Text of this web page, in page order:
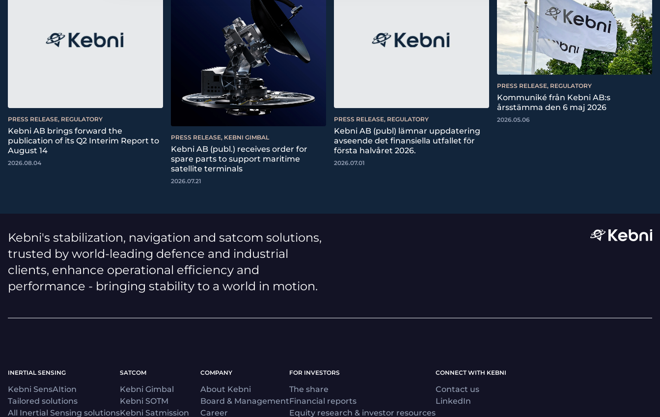
PRESS RELEASE, REGULATORY
Kebni AB brings forward the
publication of its Q2 Interim Report to
August 14
2026.08.04
PRESS RELEASE, KEBNI GIMBAL
Kebni AB (publ.) receives order for
spare parts to support maritime
satellite terminals
2026.07.21
PRESS RELEASE, REGULATORY
Kebni AB (publ) lämnar uppdatering
avseende det finansiella utfallet för
första halvåret 2026.
2026.07.01
PRESS RELEASE, REGULATORY
Kommuniké från Kebni AB:s
årsstämma den 6 maj 2026
2026.05.06
Kebni's stabilization, navigation and satcom solutions,
trusted by world-leading defence and industrial
clients, enhance operational efficiency and
performance - bringing stability to a world in motion.
INERTIAL SENSING
Kebni SensAItion
Tailored solutions
All Inertial Sensing solutions
SATCOM
Kebni Gimbal
Kebni SOTM
Kebni Satmission
COMPANY
About Kebni
Board & Management
Career
FOR INVESTORS
The share
Financial reports
Equity research & investor resources
CONNECT WITH KEBNI
Contact us
LinkedIn